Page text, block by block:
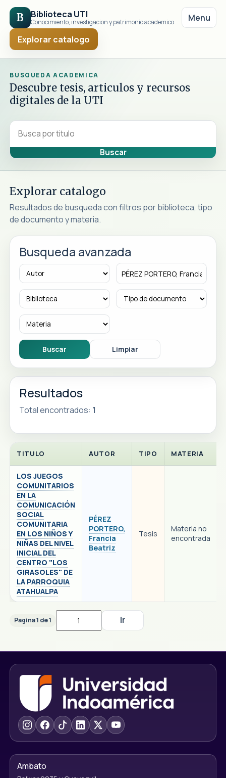
B Biblioteca UTI
Conocimiento, investigacion y patrimonio academico
Menu
Explorar catalogo
BUSQUEDA ACADEMICA
Descubre tesis, articulos y recursos
digitales de la UTI
Explorar catalogo
Resultados de busqueda con filtros por biblioteca, tipo
de documento y materia.
Busqueda avanzada
Resultados
Total encontrados: 1
TITULO AUTOR TIPO MATERIA
LOS JUEGOS
COMUNITARIOS
EN LA
COMUNICACIÓN
SOCIAL
COMUNITARIA
EN LOS NIÑOS Y
NIÑAS DEL NIVEL
INICIAL DEL
CENTRO "LOS
GIRASOLES" DE
LA PARROQUIA
ATAHUALPA
PÉREZ
PORTERO,
Francia
Beatriz
Tesis
Materia no
encontrada
Pagina 1 de 1
Ambato